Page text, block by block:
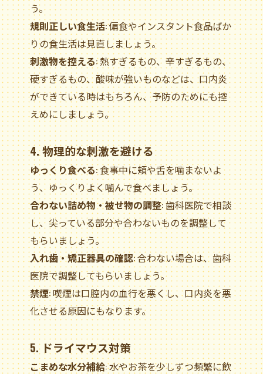
う。
規則正しい食生活: 偏食やインスタント食品ばか
りの食生活は見直しましょう。
刺激物を控える: 熱すぎるもの、辛すぎるもの、
硬すぎるもの、酸味が強いものなどは、口内炎
ができている時はもちろん、予防のためにも控
えめにしましょう。
4. 物理的な刺激を避ける
ゆっくり食べる: 食事中に頬や舌を噛まないよ
う、ゆっくりよく噛んで食べましょう。
合わない詰め物・被せ物の調整: 歯科医院で相談
し、尖っている部分や合わないものを調整して
もらいましょう。
入れ歯・矯正器具の確認: 合わない場合は、歯科
医院で調整してもらいましょう。
禁煙: 喫煙は口腔内の血行を悪くし、口内炎を悪
化させる原因にもなります。
5. ドライマウス対策
こまめな水分補給: 水やお茶を少しずつ頻繁に飲